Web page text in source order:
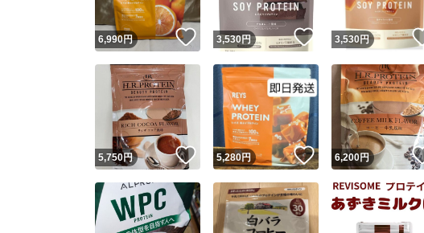
6,990円 いいね！
3,530円 いいね！
3,530円
5,750円 いいね！
5,280円 いいね！
6,200円